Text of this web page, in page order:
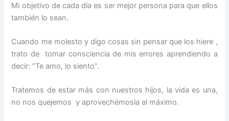
Mi objetivo de cada día es ser mejor persona para que ellos
también lo sean.
Cuando me molesto y digo cosas sin pensar que los hiere ,
trato de tomar consciencia de mis errores aprendiendo a
decir: “Te amo, lo siento”.
Tratemos de estar más con nuestros hijos, la vida es una,
no nos quejemos y aprovechémosla al máximo.